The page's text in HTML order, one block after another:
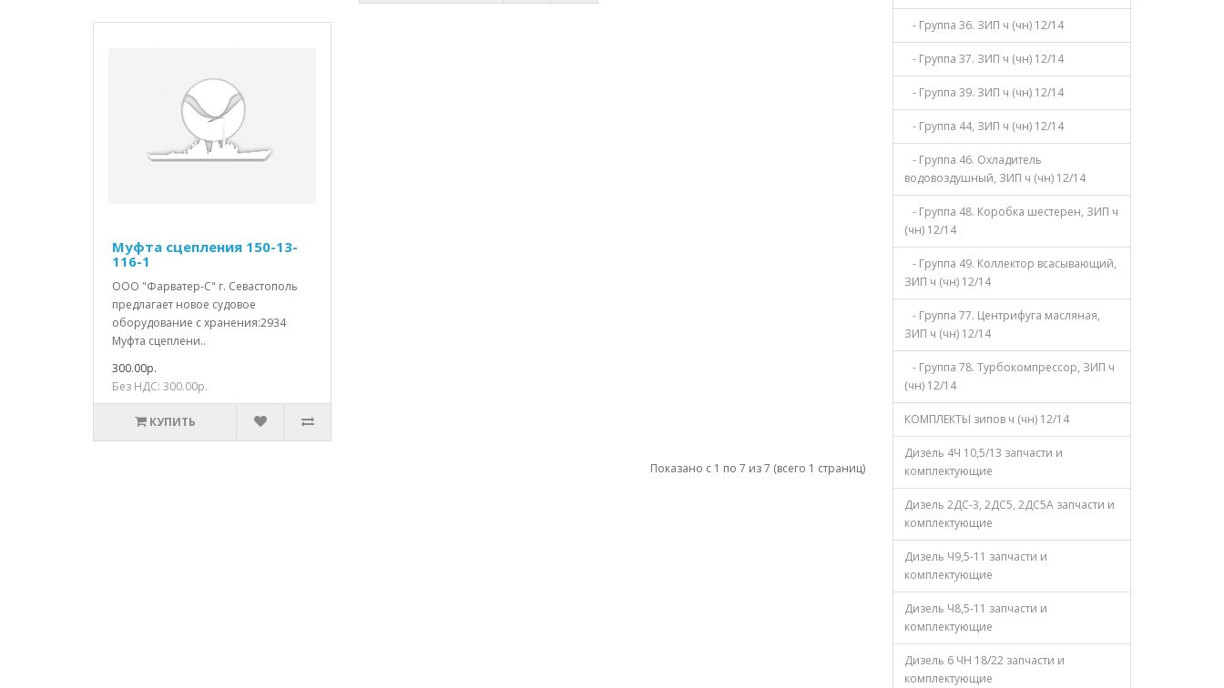
Муфта сцепления 150-13-
116-1
ООО "Фарватер-С" г. Севастополь
предлагает новое судовое
оборудование с хранения:2934
Муфта сцеплени..
300.00р.
Без НДС: 300.00р.
КУПИТЬ
Показано с 1 по 7 из 7 (всего 1 страниц)
- Группа 36. ЗИП ч (чн) 12/14
- Группа 37. ЗИП ч (чн) 12/14
- Группа 39. ЗИП ч (чн) 12/14
- Группа 44, ЗИП ч (чн) 12/14
- Группа 46. Охладитель
водовоздушный, ЗИП ч (чн) 12/14
- Группа 48. Коробка шестерен, ЗИП ч
(чн) 12/14
- Группа 49. Коллектор всасывающий,
ЗИП ч (чн) 12/14
- Группа 77. Центрифуга масляная,
ЗИП ч (чн) 12/14
- Группа 78. Турбокомпрессор, ЗИП ч
(чн) 12/14
КОМПЛЕКТЫ зипов ч (чн) 12/14
Дизель 4Ч 10,5/13 запчасти и
комплектующие
Дизель 2ДС-3, 2ДС5, 2ДС5А запчасти и
комплектующие
Дизель Ч9,5-11 запчасти и
комплектующие
Дизель Ч8,5-11 запчасти и
комплектующие
Дизель 6 ЧН 18/22 запчасти и
комплектующие